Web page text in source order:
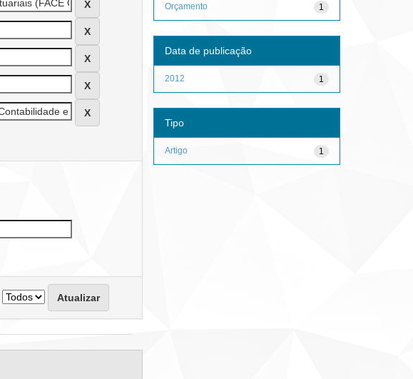
1
Orçamento
Data de publicação
1
2012
Tipo
1
Artigo